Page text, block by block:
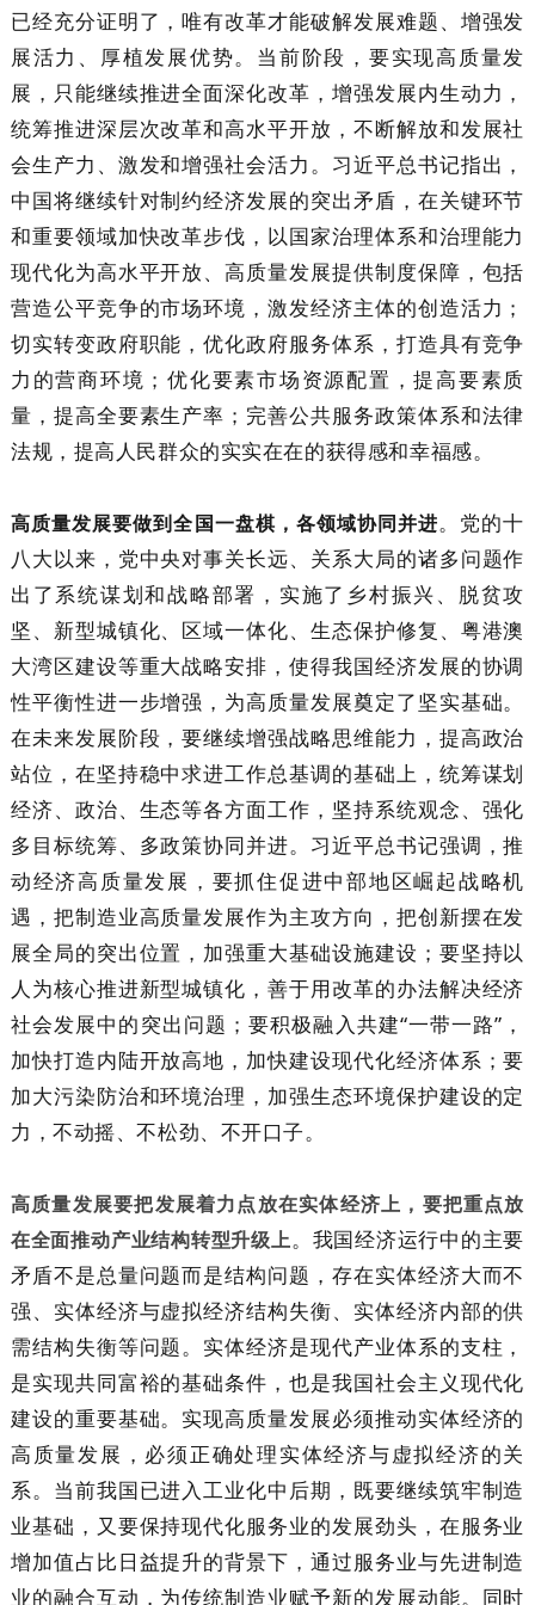
已经充分证明了，唯有改革才能破解发展难题、增强发
展活力、厚植发展优势。当前阶段，要实现高质量发
展，只能继续推进全面深化改革，增强发展内生动力，
统筹推进深层次改革和高水平开放，不断解放和发展社
会生产力、激发和增强社会活力。习近平总书记指出，
中国将继续针对制约经济发展的突出矛盾，在关键环节
和重要领域加快改革步伐，以国家治理体系和治理能力
现代化为高水平开放、高质量发展提供制度保障，包括
营造公平竞争的市场环境，激发经济主体的创造活力；
切实转变政府职能，优化政府服务体系，打造具有竞争
力的营商环境；优化要素市场资源配置，提高要素质
量，提高全要素生产率；完善公共服务政策体系和法律
法规，提高人民群众的实实在在的获得感和幸福感。
高质量发展要做到全国一盘棋，各领域协同并进。党的十
八大以来，党中央对事关长远、关系大局的诸多问题作
出了系统谋划和战略部署，实施了乡村振兴、脱贫攻
坚、新型城镇化、区域一体化、生态保护修复、粤港澳
大湾区建设等重大战略安排，使得我国经济发展的协调
性平衡性进一步增强，为高质量发展奠定了坚实基础。
在未来发展阶段，要继续增强战略思维能力，提高政治
站位，在坚持稳中求进工作总基调的基础上，统筹谋划
经济、政治、生态等各方面工作，坚持系统观念、强化
多目标统筹、多政策协同并进。习近平总书记强调，推
动经济高质量发展，要抓住促进中部地区崛起战略机
遇，把制造业高质量发展作为主攻方向，把创新摆在发
展全局的突出位置，加强重大基础设施建设；要坚持以
人为核心推进新型城镇化，善于用改革的办法解决经济
社会发展中的突出问题；要积极融入共建“一带一路”，
加快打造内陆开放高地，加快建设现代化经济体系；要
加大污染防治和环境治理，加强生态环境保护建设的定
力，不动摇、不松劲、不开口子。
高质量发展要把发展着力点放在实体经济上，要把重点放
在全面推动产业结构转型升级上。我国经济运行中的主要
矛盾不是总量问题而是结构问题，存在实体经济大而不
强、实体经济与虚拟经济结构失衡、实体经济内部的供
需结构失衡等问题。实体经济是现代产业体系的支柱，
是实现共同富裕的基础条件，也是我国社会主义现代化
建设的重要基础。实现高质量发展必须推动实体经济的
高质量发展，必须正确处理实体经济与虚拟经济的关
系。当前我国已进入工业化中后期，既要继续筑牢制造
业基础，又要保持现代化服务业的发展劲头，在服务业
增加值占比日益提升的背景下，通过服务业与先进制造
业的融合互动，为传统制造业赋予新的发展动能。同时